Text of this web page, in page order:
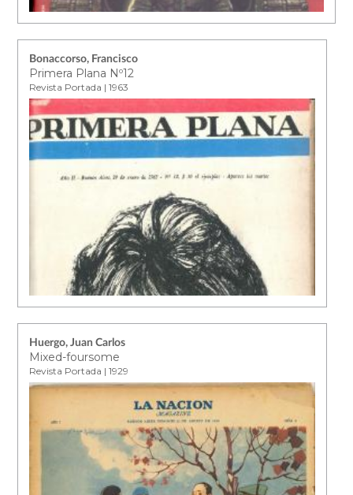
Bonaccorso, Francisco
Primera Plana Nº12
Revista Portada | 1963
Huergo, Juan Carlos
Mixed-foursome
Revista Portada | 1929